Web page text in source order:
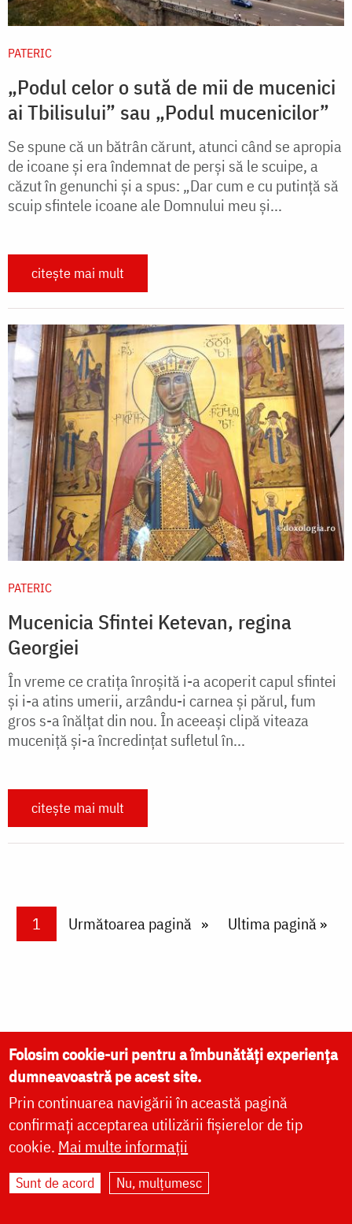
PATERIC
„Podul celor o sută de mii de mucenici
ai Tbilisului” sau „Podul mucenicilor”
Se spune că un bătrân cărunt, atunci când se apropia
de icoane și era îndemnat de perși să le scuipe, a
căzut în genunchi și a spus: „Dar cum e cu putință să
scuip sfintele icoane ale Domnului meu și...
citește mai mult
PATERIC
Mucenicia Sfintei Ketevan, regina
Georgiei
În vreme ce cratiţa înroşită i-a acoperit capul sfintei
şi i-a atins umerii, arzându-i carnea şi părul, fum
gros s-a înălţat din nou. În aceeaşi clipă viteaza
muceniţă şi-a încredinţat sufletul în...
citește mai mult
PaginareCurrent page
1 Next page
Următoarea pagină Last page
Ultima pagină »
VIAȚA BISERICII
CUVINTE DUHOVNICEȘTI
FAMILIE
BIBLIOTECĂ
Folosim cookie-uri pentru a îmbunătăți experiența
dumneavoastră pe acest site.
Prin continuarea navigării în această pagină
confirmați acceptarea utilizării fișierelor de tip
cookie. Mai multe informații
Sunt de acord Nu, mulțumesc